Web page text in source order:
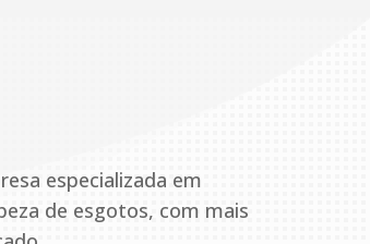
especializada em
de esgotos, com mais